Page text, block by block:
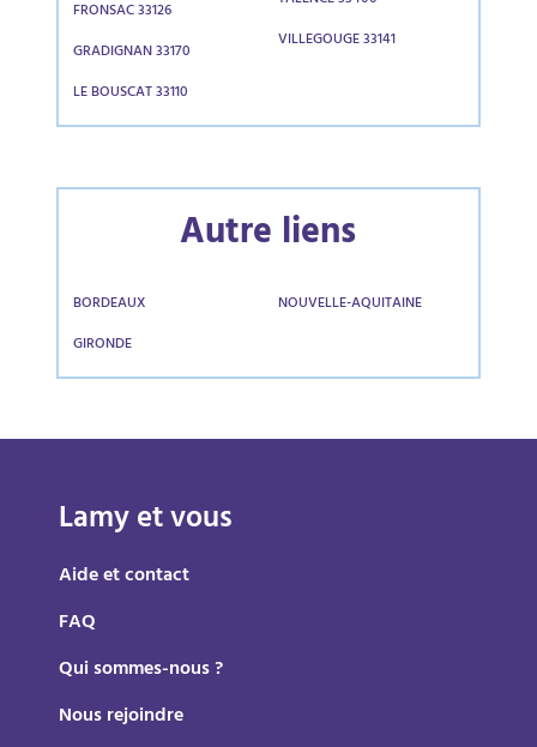
FRONSAC 33126
GRADIGNAN 33170
LE BOUSCAT 33110
VILLEGOUGE 33141
Autre liens
BORDEAUX
GIRONDE
NOUVELLE-AQUITAINE
Lamy et vous
Aide et contact
FAQ
Qui sommes-nous ?
Nous rejoindre